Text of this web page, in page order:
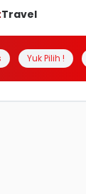
Travel
Yuk Pilih !